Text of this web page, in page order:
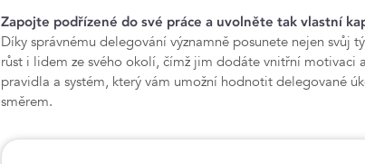
Zapojte podřízené do své práce a uvolněte tak vlastní
Díky správnému delegování významně posunete nejen svůj
růst i lidem ze svého okolí, čímž jim dodáte vnitřní
pravidla a systém, který vám umožní hodnotit delegované
směrem.